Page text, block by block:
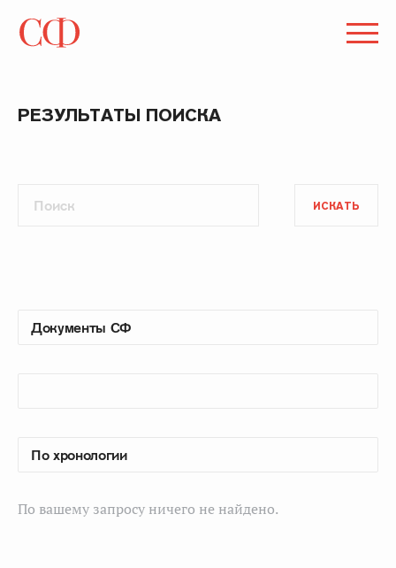
РЕЗУЛЬТАТЫ ПОИСКА
ИСКАТЬ
По вашему запросу ничего не найдено.